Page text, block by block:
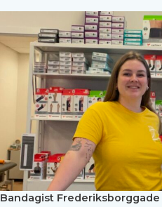
NAKSKOV
VEJLEGADE 22-24,
DENMARK
NÆSTVED (FYSIO
FYSIO DANMARK,
NÆSTVED, DENMARK
NEXØ
MØBELFABRIKKEN,
3700 NEXØ, DENMARK
RINGSTED (V/ FYSIO
KØGEVEJ 10, 4100
ROSKILDE
KØBENHAVNSVEJ
DENMARK
Bandagist Frederiksborggade